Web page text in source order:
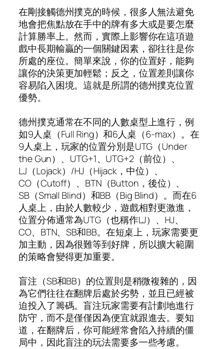
在剛接觸德州撲克的時候，很多人無法避免
地會把焦點放在手中的牌有多大或是要怎麼
計算勝率上。然而，實際上影響你在這項遊
戲中長期輸贏的一個關鍵因素，卻往往是你
所處的座位。簡單來說，你的位置好，能夠
讓你的決策更加輕鬆；反之，位置差則讓你
容易陷入困境。這就是所謂的德州撲克位置
優勢。
德州撲克通常在不同的人數桌型上進行，例
如9人桌（Full Ring）和6人桌（6-max）。在
9人桌上，玩家的位置分別是UTG（Under
the Gun）、UTG+1、UTG+2（前位）、
LJ（Lojack）/HJ（Hijack，中位）、
CO（Cutoff）、BTN（Button，後位）、
SB（Small Blind）和BB（Big Blind）。而在6
人桌上，由於人數較少，遊戲相對更激進，
位置分佈通常為UTG（也稱作LJ）、HJ、
CO、BTN、SB和BB。在短桌上，玩家需要更
加主動，因為很難等到好牌，所以擴大範圍
的策略會變得更加重要。
盲注（SB和BB）的位置則是稍微複雜的，因
為它們往往在翻牌后處於劣勢，並且已經被
迫投入了籌碼。盲注玩家需要有計劃地進行
防守，而不是僅僅因為便宜就跟進去。要知
道，在翻牌后，你可能經常會陷入持續的僵
局中，因此盲注的玩法需要多一些考慮。